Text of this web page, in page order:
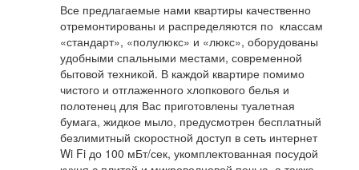
Все предлагаемые нами квартиры качественно
отремонтированы и распределяются по классам
«стандарт», «полулюкс» и «люкс», оборудованы
удобными спальными местами, современной
бытовой техникой. В каждой квартире помимо
чистого и отглаженного хлопкового белья и
полотенец для Вас приготовлены туалетная
бумага, жидкое мыло, предусмотрен бесплатный
безлимитный скоростной доступ в сеть интернет
Wi Fi до 100 мБт/сек, укомплектованная посудой